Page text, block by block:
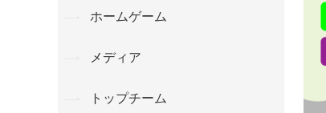
ホームゲーム
メディア
トップチーム